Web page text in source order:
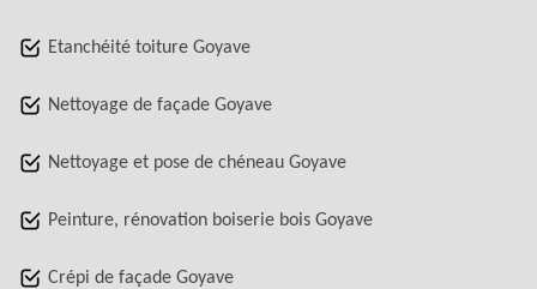
Etanchéité toiture Goyave
Nettoyage de façade Goyave
Nettoyage et pose de chéneau Goyave
Peinture, rénovation boiserie bois Goyave
Crépi de façade Goyave